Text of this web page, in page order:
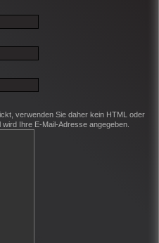
verwenden Sie daher kein HTML oder
Ihre E-Mail-Adresse angegeben.